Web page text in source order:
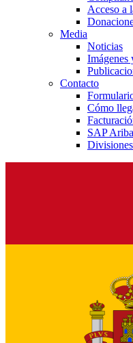
Acceso a
Media
Noticias
Imágenes
Contacto
Cómo
SAP Ariba